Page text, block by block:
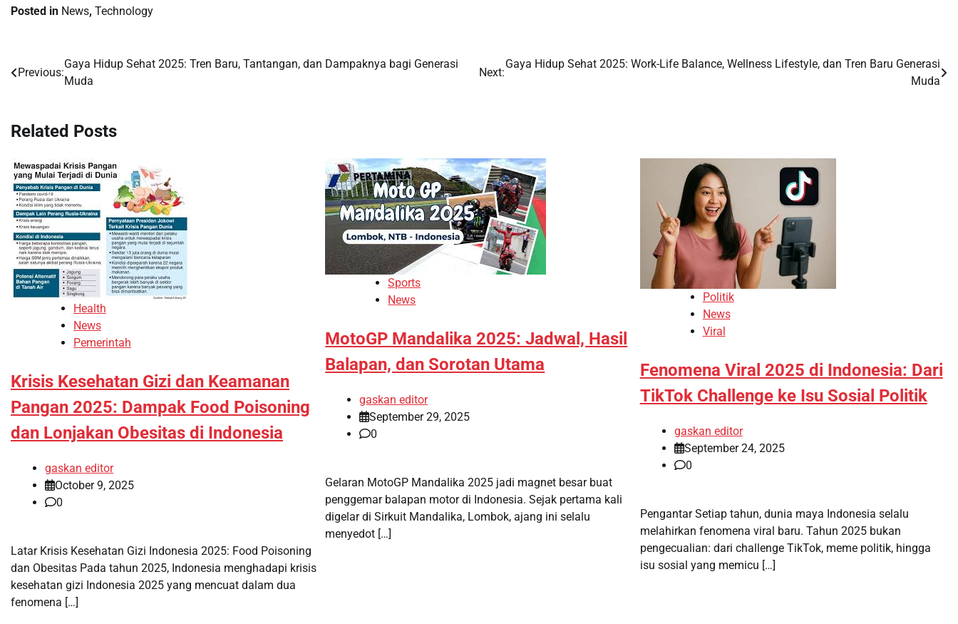
Posted in News, Technology
Post
Previous:
Gaya Hidup Sehat 2025: Tren Baru, Tantangan, dan Dampaknya bagi Generasi
Muda
Next:
Gaya Hidup Sehat 2025: Work-Life Balance, Wellness Lifestyle, dan Tren Baru Generasi
Muda
Related Posts
Health
News
Pemerintah
Krisis Kesehatan Gizi dan Keamanan
Pangan 2025: Dampak Food Poisoning
dan Lonjakan Obesitas di Indonesia
gaskan editor
October 9, 2025
0
Latar Krisis Kesehatan Gizi Indonesia 2025: Food Poisoning
dan Obesitas Pada tahun 2025, Indonesia menghadapi krisis
kesehatan gizi Indonesia 2025 yang mencuat dalam dua
fenomena […]
Sports
News
MotoGP Mandalika 2025: Jadwal, Hasil
Balapan, dan Sorotan Utama
gaskan editor
September 29, 2025
0
Gelaran MotoGP Mandalika 2025 jadi magnet besar buat
penggemar balapan motor di Indonesia. Sejak pertama kali
digelar di Sirkuit Mandalika, Lombok, ajang ini selalu
menyedot […]
Politik
News
Viral
Fenomena Viral 2025 di Indonesia: Dari
TikTok Challenge ke Isu Sosial Politik
gaskan editor
September 24, 2025
0
Pengantar Setiap tahun, dunia maya Indonesia selalu
melahirkan fenomena viral baru. Tahun 2025 bukan
pengecualian: dari challenge TikTok, meme politik, hingga
isu sosial yang memicu […]